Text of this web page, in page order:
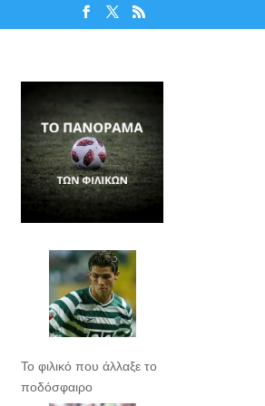
Το φιλικό που άλλαξε το
ποδόσφαιρο